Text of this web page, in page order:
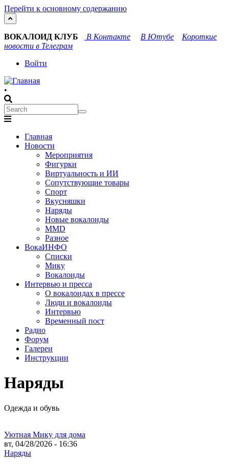
Перейти к основному содержанию
ВОКАЛОИД КЛУБ В Контакте В Ютубе
Короткие
новости в Телеграм
User
account
menu
Войти
•
Search
Search
navigation
Главная
Новости
Мероприятия
Фигурки
Виртуальность и ИИ
Сопутствующие товары
Спорт
Вкусняшки
Наряды
Новые вокалоиды
MMD
Разное
ВокаИНФО
Списки
Мику
Вокалоиды
Интервью и пресса
О вокалоидах в прессе
Люди и вокалоиды
Интервью
Временный пост
Радио
Форум
Галереи
Инструкции
Наряды
Одежда и обувь
Уютная Мику для дома
вт, 04/28/2026 - 16:36
Наряды